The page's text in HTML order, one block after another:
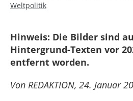
Weltpolitik
Hinweis: Die Bilder sind
Hintergrund-Texten vor
entfernt worden.
Von REDAKTION, 24. Januar